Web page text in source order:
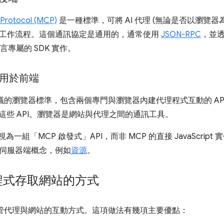
(MCP) 是一種標準，可將 AI 代理 (無論是否以瀏覽器
作流程。這個通訊協定是通用的，通常使用 JSON-RPC ，並
專屬的 SDK 實作。
於前端
的瀏覽器標準，包含兩個專門與瀏覽器內建代理程式互動的
些 API。瀏覽器是網站與代理之間的通訊工具。
為一組「MCP 啟發式」API，而非 MCP 的直接 JavaScript
服器端概念，例如資源。
存取網站的方式
理與網站的互動方式。這項做法有幾項主要優點：